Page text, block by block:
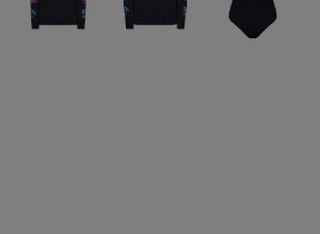
HARD